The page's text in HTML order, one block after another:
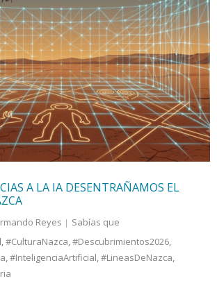
A LA IA DESENTRAÑAMOS EL
Reyes
Sabías que
,#CulturaNazca,#Descubrimientos2026,
,#InteligenciaArtificial,#LineasDeNazca,